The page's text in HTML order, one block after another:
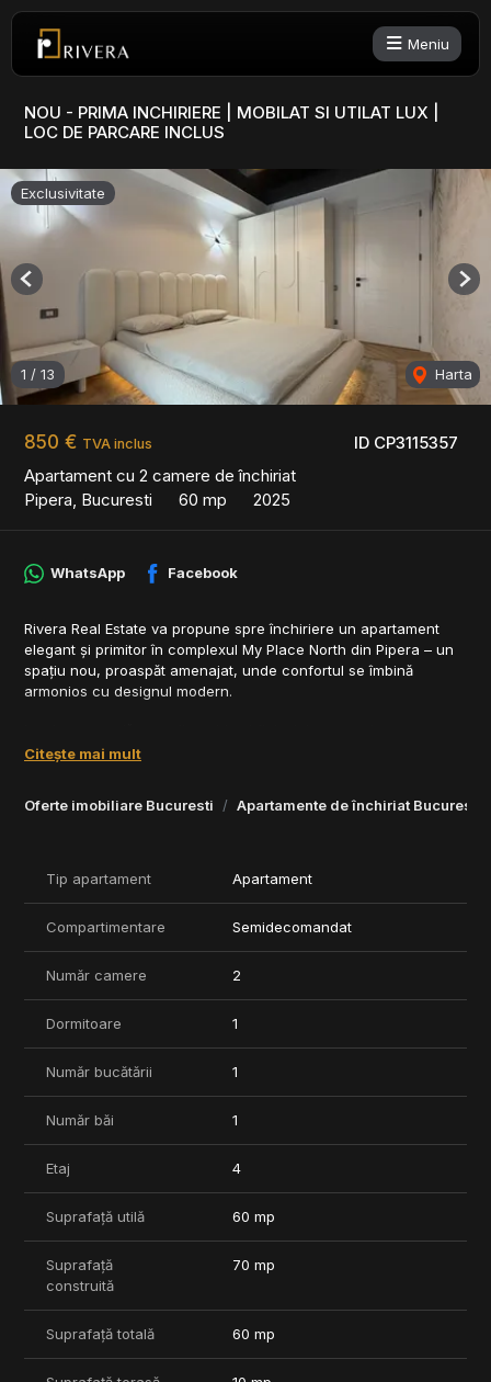
Meniu
NOU - PRIMA INCHIRIERE | MOBILAT SI UTILAT LUX |
LOC DE PARCARE INCLUS
ID CP3115357
850 € TVA inclus
Apartament cu 2 camere de închiriat
Pipera, Bucuresti
60 mp 2025
Exclusivitate
1 / 13 Harta
Previous
Oferte imobiliare Bucuresti Apartamente de închiriat Bucuresti
WhatsApp Facebook
Rivera Real Estate va propune spre închiriere un apartament
elegant și primitor în complexul My Place North din Pipera – un
spațiu nou, proaspăt amenajat, unde confortul se îmbină
armonios cu designul modern.
transformă acest apartament într-un loc în care te poți simți
stil.
modern și funcțional, ideal pentru un stil de viață urban. În plus,
beneficiul unui loc de parcare subteran privat aduce un plus de
Este alegerea ideală pentru cei care își doresc un apartament
nou, elegant și bine poziționat, într-un complex modern din
Pretul de inchirirere este de 850€ TVA inclus.
📞 Pentru detalii și programarea unei vizionări, contactează
echipa Rivera Real Estate.
Citește mai mult
Tip apartament Apartament
Compartimentare Semidecomandat
Număr camere 2
Dormitoare 1
Număr bucătării 1
Număr băi 1
Etaj 4
Suprafață utilă 60 mp
Suprafață
construită
70 mp
Suprafață totală 60 mp